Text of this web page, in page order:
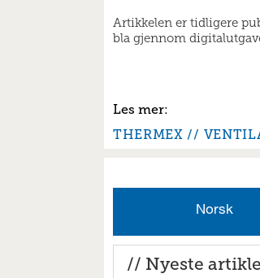
Artikkelen er tidligere
bla gjennom
THERMEX
Norsk
// Nyeste